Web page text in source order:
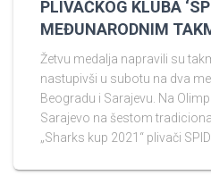
PLIVAČKOG KLUBA
MEĐUNARODNIM
Žetvu medalja napravili su
nastupivši u subotu na dva
Beogradu i Sarajevu. Na
Sarajevo na šestom
„Sharks kup 2021“ plivači